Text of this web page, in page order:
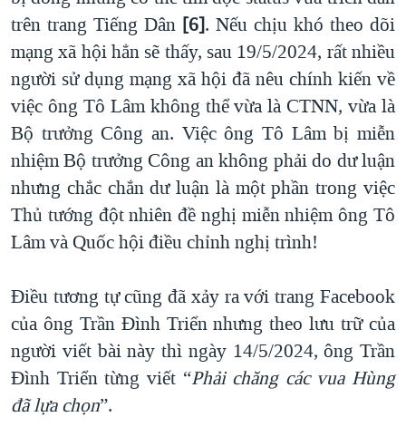
trên trang Tiếng Dân [6]. Nếu chịu khó theo dõi
mạng xã hội hẳn sẽ thấy, sau 19/5/2024, rất nhiều
người sử dụng mạng xã hội đã nêu chính kiến về
việc ông Tô Lâm không thể vừa là CTNN, vừa là
Bộ trưởng Công an. Việc ông Tô Lâm bị miễn
nhiệm Bộ trưởng Công an không phải do dư luận
nhưng chắc chắn dư luận là một phần trong việc
Thủ tướng đột nhiên đề nghị miễn nhiệm ông Tô
Lâm và Quốc hội điều chỉnh nghị trình!
Điều tương tự cũng đã xảy ra với trang Facebook
của ông Trần Đình Triển nhưng theo lưu trữ của
người viết bài này thì ngày 14/5/2024, ông Trần
Đình Triển từng viết “Phải chăng các vua Hùng
đã lựa chọn”.